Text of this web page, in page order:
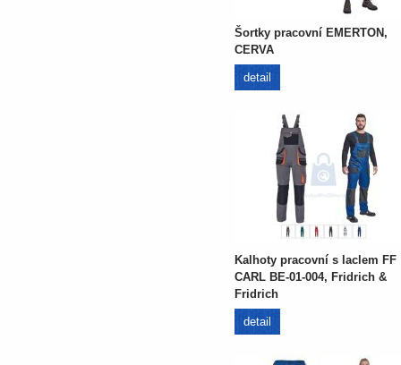
Šortky pracovní EMERTON,
CERVA
detail
Kalhoty pracovní s laclem FF
CARL BE-01-004, Fridrich &
Fridrich
detail